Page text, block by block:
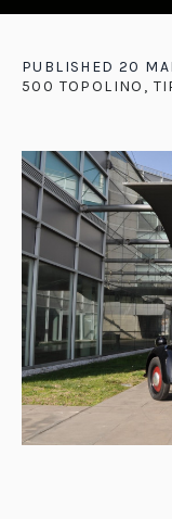
PUBLISHED 20
500 TOPOLINO,